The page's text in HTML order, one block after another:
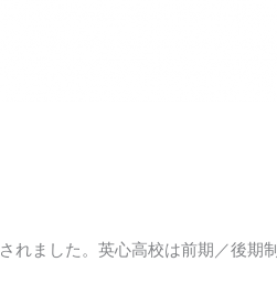
ました。英心高校は前期／後期